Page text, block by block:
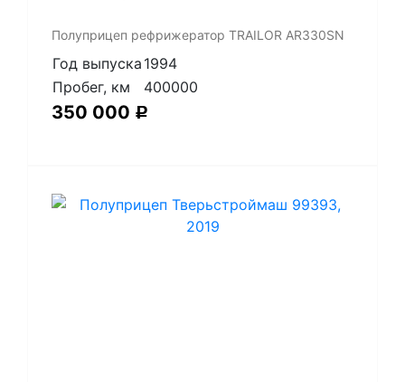
Полуприцеп рефрижератор TRAILOR AR330SN
Год выпуска 1994
Пробег, км
400000
350 000 Р